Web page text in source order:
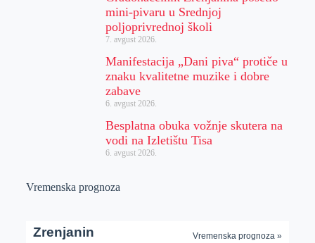
mini-pivaru u Srednjoj
poljoprivrednoj školi
7. avgust 2026.
Manifestacija „Dani piva“ protiče u
znaku kvalitetne muzike i dobre
zabave
6. avgust 2026.
Besplatna obuka vožnje skutera na
vodi na Izletištu Tisa
6. avgust 2026.
Vremenska prognoza